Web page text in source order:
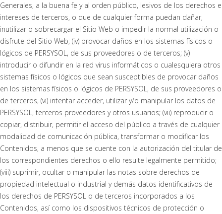
Generales, a la buena fe y al orden público, lesivos de los derechos e
intereses de terceros, o que de cualquier forma puedan dañar,
inutilizar o sobrecargar el Sitio Web o impedir la normal utilización o
disfrute del Sitio Web; (iv) provocar daños en los sistemas físicos o
lógicos de PERSYSOL, de sus proveedores o de terceros; (v)
introducir o difundir en la red virus informáticos o cualesquiera otros
sistemas físicos o lógicos que sean susceptibles de provocar daños
en los sistemas físicos o lógicos de PERSYSOL, de sus proveedores o
de terceros, (vi) intentar acceder, utilizar y/o manipular los datos de
PERSYSOL, terceros proveedores y otros usuarios; (vii) reproducir o
copiar, distribuir, permitir el acceso del público a través de cualquier
modalidad de comunicación pública, transformar o modificar los
Contenidos, a menos que se cuente con la autorización del titular de
los correspondientes derechos o ello resulte legalmente permitido;
(viii) suprimir, ocultar o manipular las notas sobre derechos de
propiedad intelectual o industrial y demás datos identificativos de
los derechos de PERSYSOL o de terceros incorporados a los
Contenidos, así como los dispositivos técnicos de protección o